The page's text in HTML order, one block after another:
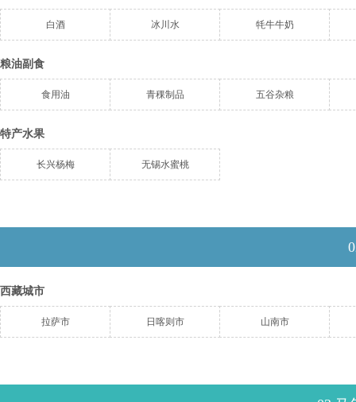
白酒 冰川水 牦牛牛奶
粮油副食
食用油 青稞制品 五谷杂粮
特产水果
长兴杨梅 无锡水蜜桃
西藏城市
拉萨市 日喀则市 山南市